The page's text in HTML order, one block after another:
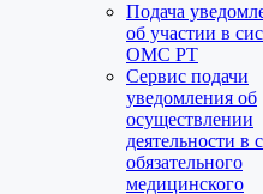
Подача
об участии в
ОМС РТ
Сервис подачи
уведомления об
осуществлении
деятельности в
обязательного
медицинского